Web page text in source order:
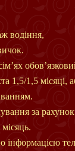
водіння,
1,5/1,5 місяці,
за рахунок
інформацією